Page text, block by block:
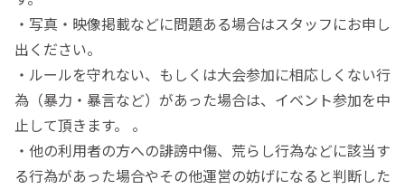
・写真・映像掲載などに問題ある場合はスタッフにお申し
出ください。
・ルールを守れない、もしくは大会参加に相応しくない行
為（暴力・暴言など）があった場合は、イベント参加を中
止して頂きます。 。
・他の利用者の方への誹謗中傷、荒らし行為などに該当す
る行為があった場合やその他運営の妨げになると判断した